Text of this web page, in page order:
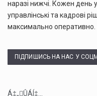
наразі нижчі. Кожен день
управлінські та кадрові
максимально оперативно.
ПІДПИШИСЬ НА НАС У
Á‡„ÛÁÍ‡...